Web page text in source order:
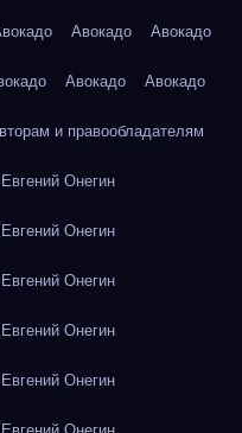
Авокадо Авокадо
Авокадо Авокадо
и правообладателям
Онегин
Онегин
Онегин
Онегин
Онегин